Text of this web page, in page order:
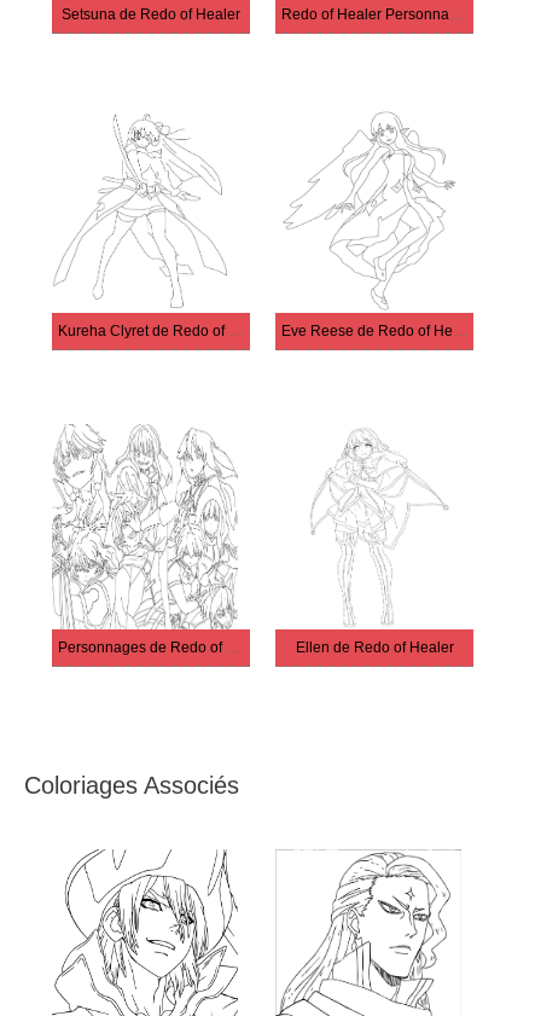
Setsuna de Redo of Healer Redo of Healer Personnages
Kureha Clyret de Redo of Healer Eve Reese de Redo of Healer
Personnages de Redo of Healer Ellen de Redo of Healer
Coloriages Associés